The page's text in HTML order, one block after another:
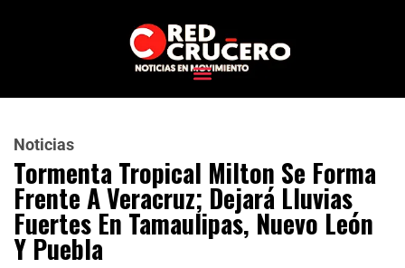
Noticias
Tormenta Tropical Milton Se Forma
Frente A Veracruz; Dejará Lluvias
Fuertes En Tamaulipas, Nuevo León
Y Puebla